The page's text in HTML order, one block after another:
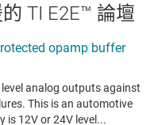
TI E2E™ 論壇